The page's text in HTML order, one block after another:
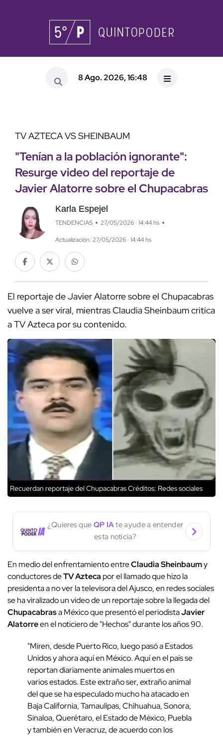
8 Ago. 2026, 16:48
TV AZTECA VS SHEINBAUM
"Tenían a la población ignorante":
Resurge video del reportaje de
Javier Alatorre sobre el Chupacabras
Karla Espejel
TENDENCIAS 27/05/2026 · 14:44 hs
Actualización: 27/05/2026 · 14:44 hs
El reportaje de Javier Alatorre sobre el Chupacabras
vuelve a ser viral, mientras Claudia Sheinbaum critica
a TV Azteca por su contenido.
Recuerdan reportaje del ChupacabrasCréditos: Redes sociales
¿Quieres que QP IAte ayude a entender
esta noticia?
En medio del enfrentamiento entreClaudia Sheinbaumy
conductores deTV Azteca por el llamado que hizo la
presidenta a no ver la televisora del Ajusco, en redes sociales
se ha viralizado un video de un reportaje sobre la llegada del
Chupacabrasa México que presentó el periodistaJavier
Alatorreen el noticiero de "Hechos" durante los años 90.
"Miren, desde Puerto Rico, luego pasó a Estados
Unidos y ahora aquí en México. Aquí en el país se
reportan diariamente animales muertos en
varios estados. Este extraño ser, extraño animal
del que se ha especulado mucho ha atacado en
Baja California, Tamaulipas, Chihuahua, Sonora,
Sinaloa, Querétaro, el Estado de México, Puebla
y también en Veracruz, de acuerdo con los